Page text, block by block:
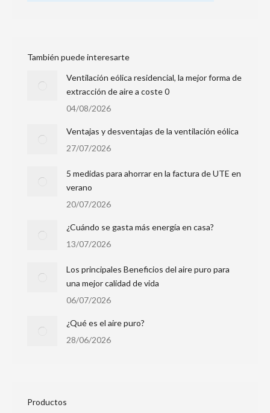
También puede interesarte
Ventilación eólica residencial, la mejor forma de
extracción de aire a coste 0
04/08/2026
Ventajas y desventajas de la ventilación eólica
27/07/2026
5 medidas para ahorrar en la factura de UTE en
verano
20/07/2026
¿Cuándo se gasta más energía en casa?
13/07/2026
Los principales Beneficios del aire puro para
una mejor calidad de vida
06/07/2026
¿Qué es el aire puro?
28/06/2026
Productos